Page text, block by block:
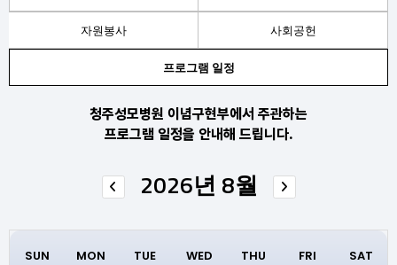
자원봉사 사회공헌
프로그램 일정
청주성모병원 이념구현부에서 주관하는
프로그램 일정을 안내해 드립니다.
2026년 8월
SUN MON TUE WED THU FRI SAT